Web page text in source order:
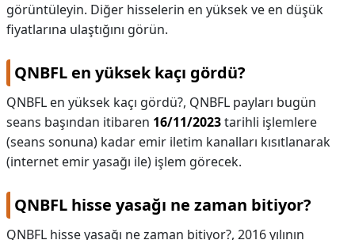
görüntüleyin. Diğer hisselerin en yüksek ve en düşük
fiyatlarına ulaştığını görün.
QNBFL en yüksek kaçı gördü?
QNBFL en yüksek kaçı gördü?, QNBFL payları bugün
seans başından itibaren 16/11/2023tarihli işlemlere
(seans sonuna) kadar emir iletim kanalları kısıtlanarak
(internet emir yasağı ile) işlem görecek.
QNBFL hisse yasağı ne zaman bitiyor?
QNBFL hisse yasağı ne zaman bitiyor?, 2016 yılının